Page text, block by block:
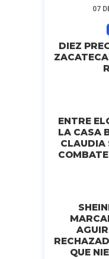
07
DIEZ
ENTRE
LA CASA
CLAUDIA
QUE